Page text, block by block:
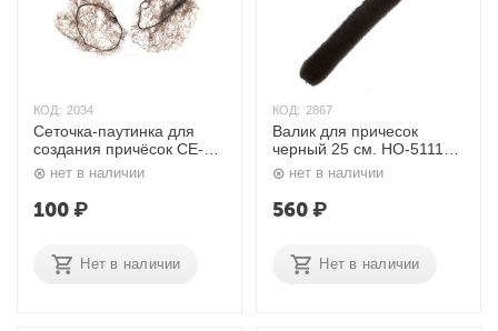
КОД: 2034
Сеточка-паутинка для
создания причёсок CE-
051 Dewal
нет в наличии
100₽
Нет в наличии
КОД: 2867
Валик для причесок
черный 25 см. HO-5111
Dewalнет в наличии
560₽
Нет в наличии